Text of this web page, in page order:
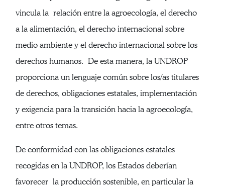
vincula la relación entre la agroecología, el derecho
a la alimentación, el derecho internacional sobre
medio ambiente y el derecho internacional sobre los
derechos humanos. De esta manera, la UNDROP
proporciona un lenguaje común sobre los/as titulares
de derechos, obligaciones estatales, implementación
y exigencia para la transición hacia la agroecología,
entre otros temas.
De conformidad con las obligaciones estatales
recogidas en la UNDROP, los Estados deberían
favorecer la producción sostenible, en particular la